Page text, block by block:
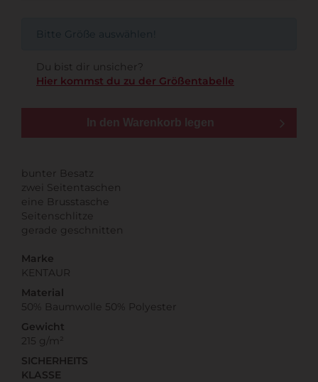
Bitte Größe auswählen!
Du bist dir unsicher?
Hier kommst du zu der Größentabelle
In den Warenkorb legen
bunter Besatz
zwei Seitentaschen
eine Brusstasche
Seitenschlitze
gerade geschnitten
Marke
KENTAUR
Material
50% Baumwolle 50% Polyester
Gewicht
215 g/m²
SICHERHEITS
KLASSE